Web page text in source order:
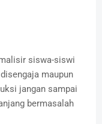
siswa-siswi
maupun
jangan sampai
bermasalah